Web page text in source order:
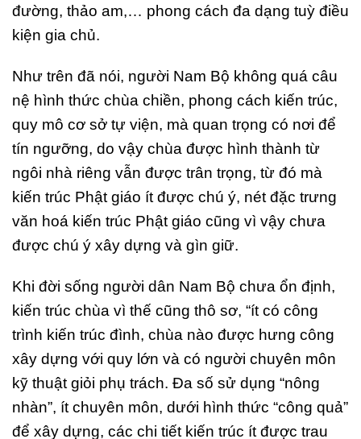
đường, thảo am,… phong cách đa dạng tuỳ điều
kiện gia chủ.
Như trên đã nói, người Nam Bộ không quá câu
nệ hình thức chùa chiền, phong cách kiến trúc,
quy mô cơ sở tự viện, mà quan trọng có nơi để
tín ngưỡng, do vậy chùa được hình thành từ
ngôi nhà riêng vẫn được trân trọng, từ đó mà
kiến trúc Phật giáo ít được chú ý, nét đặc trưng
văn hoá kiến trúc Phật giáo cũng vì vậy chưa
được chú ý xây dựng và gìn giữ.
Khi đời sống người dân Nam Bộ chưa ổn định,
kiến trúc chùa vì thế cũng thô sơ, “ít có công
trình kiến trúc đình, chùa nào được hưng công
xây dựng với quy lớn và có người chuyên môn
kỹ thuật giỏi phụ trách. Đa số sử dụng “nông
nhàn”, ít chuyên môn, dưới hình thức “công quả”
để xây dựng, các chi tiết kiến trúc ít được trau